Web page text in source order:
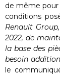
de même pour
conditions
Renault
2022, de
la base des
besoin
le